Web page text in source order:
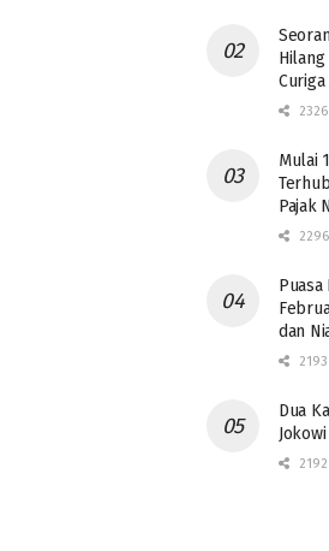
Curiga
2326
Mulai
Pajak
Puasa
dan
2193
Dua
2192